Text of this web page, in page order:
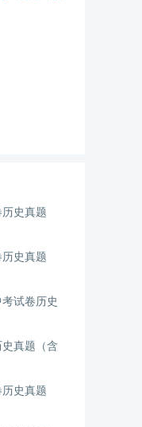
史真题
史真题
试卷历史
真题（含
史真题